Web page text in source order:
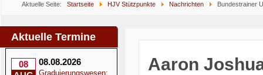
Aktuelle Seite: Startseite HJV Stützpunkte Nachrichten Bundestrainer
Aktuelle Termine
08
08.08.2026
Graduierungswesen:
Aaron